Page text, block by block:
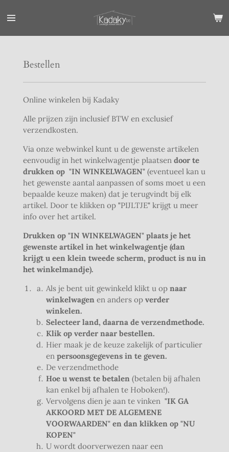
direct
Bestellen
Online winkelen bij Kadaky
Alle prijzen zijn inclusief BTW en exclusief
verzendkosten.
Via onze webwinkel kunt u de gewenste artikelen
eenvoudig in het winkelwagentje plaatsen door te
drukken op "IN WINKELWAGEN"(eventueel kan u
het gewenste aantal aanpassen of soms moet u een
bepaalde keuze maken) dat je terugvindt bij elk
artikel. Door te klikken op "PIJLTJE"krijgt u meer
info over het artikel.
Drukken op "IN WINKELWAGEN" plaats je het
gewenste artikel in het winkelwagentje (dan
krijgt u een klein tweede scherm, product is nu in
het winkelmandje).
Als je bent uit gewinkeld klikt u op naar
winkelwagen en anders op verder
winkelen.
Selecteer land, daarna de verzendmethode.
Klik op verder naar bestellen.
Hier maak je de keuze zakelijk of particulier
en persoonsgegevens in te geven.
De verzendmethode
Hoe u wenst te betalen (betalen bij afhalen
kan enkel bij afhalen te Hoboken!).
Vervolgens dien je aan te vinken "IK GA
AKKOORD MET DE ALGEMENE
VOORWAARDEN" en dan klikken op "NU
KOPEN"
U wordt doorverwezen naar een